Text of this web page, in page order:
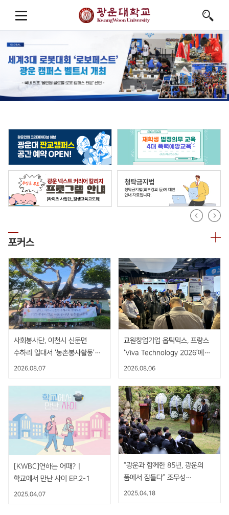
포커스
사회봉사단, 이천시 신둔면
수하리 일대서 ‘농촌봉사활동’
펼쳐
2026.08.07
교원창업기업 옵틱믹스, 프랑스
‘Viva Technology 2026’에서
AI 기반 비접촉 핸드제스처 센서
2026.08.06
[KWBC]연하는 어때? |
학교에서 만난 사이 EP.2-1
2025.04.07
“광운과 함께한 85년, 광운의
품에서 잠들다” 조무성
광운대학교 초대총장 영결식
2025.04.18